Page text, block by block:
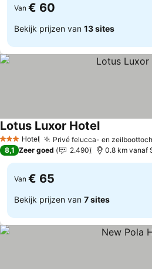
Van € 60
Bekijk prijzen van 13 sites
3 SterrenHotel Privé felucca- en
Lotus Luxor HotelPrijzen
8,1 Zeer goed 2.490 0.8 km vanaf
Van € 65
Bekijk prijzen van 7 sites